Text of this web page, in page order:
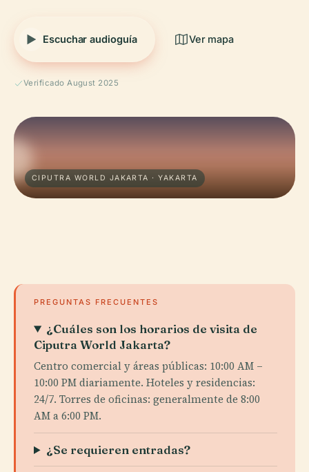
Escuchar audioguía Ver mapa
Verificado August 2025
CIPUTRA WORLD JAKARTA · YAKARTA
PREGUNTAS FRECUENTES
¿Cuáles son los horarios de visita de
Ciputra World Jakarta?
Centro comercial y áreas públicas: 10:00 AM –
10:00 PM diariamente. Hoteles y residencias:
24/7. Torres de oficinas: generalmente de 8:00
AM a 6:00 PM.
¿Se requieren entradas?